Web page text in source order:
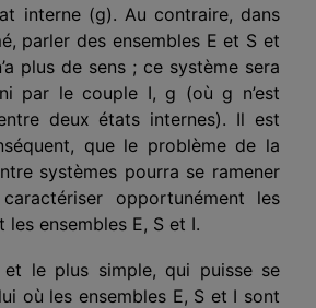
interne (g). Au contraire, dans
parler des ensembles E et S et
plus de sens ; ce système sera
par le couple I, g (où g n’est
deux états internes). Il est
que le problème de la
systèmes pourra se ramener
opportunément les
ensembles E, S et I.
et le plus simple, qui puisse se
où les ensembles E, S et I sont